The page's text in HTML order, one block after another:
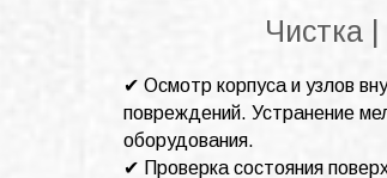
Чистка
✔ Осмотр корпуса и узлов
повреждений. Устранение
оборудования.
✔ Проверка состояния